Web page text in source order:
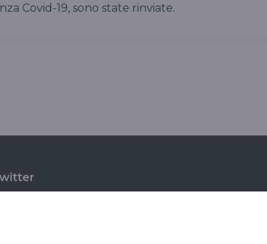
Covid-19, sono state rinviate.